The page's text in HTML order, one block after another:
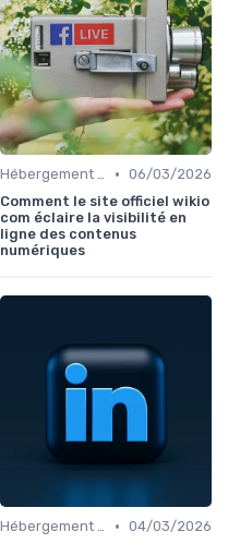
Hébergement et Maintenance Web • 06/03/2026
Comment le site officiel wikio
com éclaire la visibilité en
ligne des contenus
numériques
Hébergement et Maintenance Web • 04/03/2026